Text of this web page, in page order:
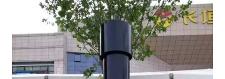
非标吊钩组
滑轮组
旋转吊钩